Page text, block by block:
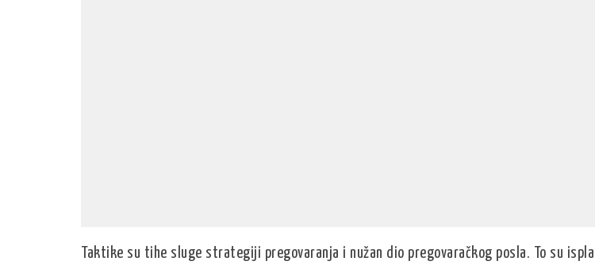
Taktike su tihe sluge strategiji pregovaranja i nužan dio pregovaračkog posla. To su